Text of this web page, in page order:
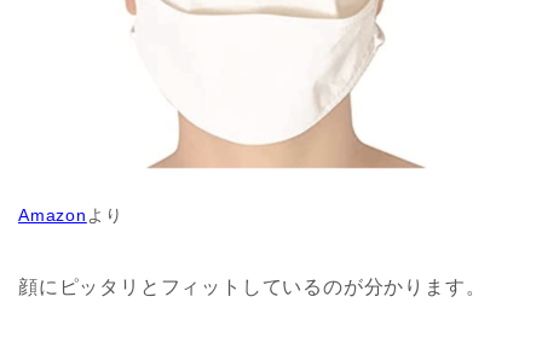
Amazon より
顔にピッタリとフィットしているのが分かります。